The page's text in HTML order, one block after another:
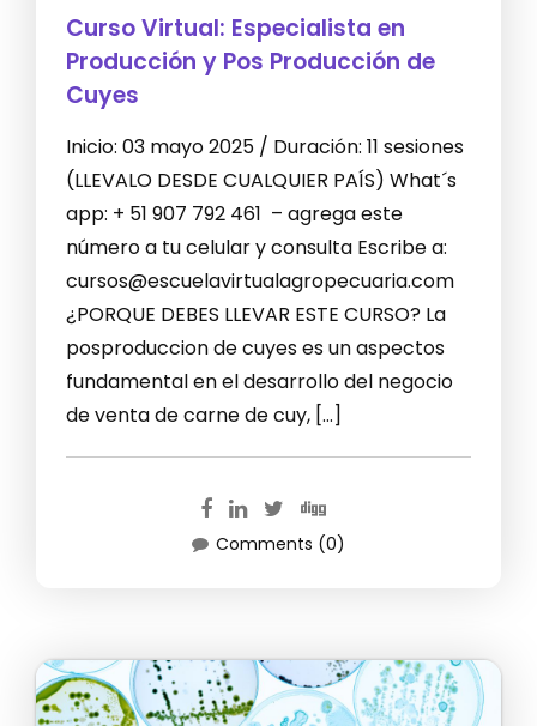
Curso Virtual: Especialista en
Producción y Pos Producción de
Cuyes
Inicio: 03 mayo 2025 / Duración: 11 sesiones
(LLEVALO DESDE CUALQUIER PAÍS) What´s
app: + 51 907 792 461 – agrega este
número a tu celular y consulta Escribe a:
cursos@escuelavirtualagropecuaria.com
¿PORQUE DEBES LLEVAR ESTE CURSO? La
posproduccion de cuyes es un aspectos
fundamental en el desarrollo del negocio
de venta de carne de cuy, […]
Comments (0)